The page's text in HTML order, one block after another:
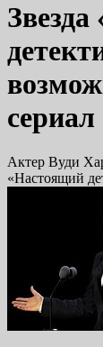
сериал
Актер Вуди
«Настоящий